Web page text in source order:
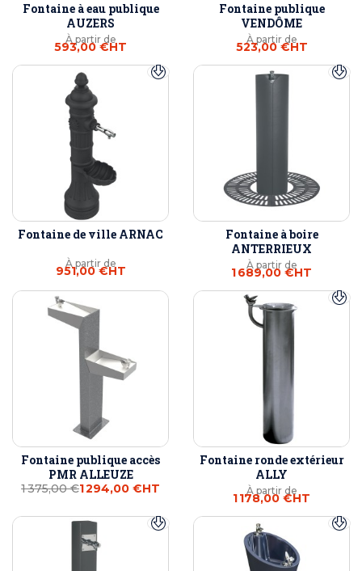
Fontaine à eau publique
AUZERS
À partir de
593,00 €HT
Fontaine publique
VENDÔME
À partir de
523,00 €HT
Fontaine de ville ARNAC
À partir de
951,00 €HT
Fontaine à boire
ANTERRIEUX
À partir de
1 689,00 €HT
Fontaine publique accès
PMR ALLEUZE
1 375,00 €1 294,00 €HT
Fontaine ronde extérieur
ALLY
À partir de
1 178,00 €HT